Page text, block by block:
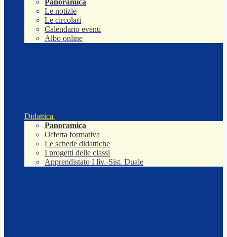
Panoramica
Le notizie
Le circolari
Calendario eventi
Albo online
Didattica
Panoramica
Offerta formativa
Le schede didattiche
I progetti delle classi
Apprendistato I liv.-Sist. Duale